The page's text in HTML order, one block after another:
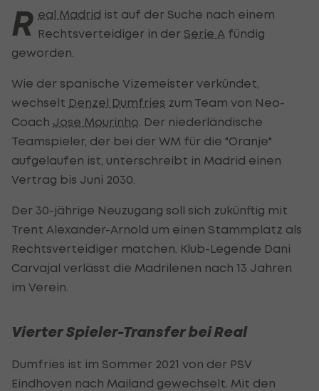
R eal Madrid ist auf der Suche nach einem
Rechtsverteidiger in der Serie A fündig
geworden.
Wie der spanische Vizemeister verkündet,
wechselt Denzel Dumfries zum Team von Neo-
Coach Jose Mourinho . Der niederländische
Teamspieler, der bei der WM für die "Oranje"
aufgelaufen ist, unterschreibt in Madrid einen
Vertrag bis Juni 2030.
Der 30-jährige Neuzugang soll sich zukünftig mit
Trent Alexander-Arnold um einen Stammplatz als
Rechtsverteidiger matchen. Klub-Legende Dani
Carvajal verlässt die Madrilenen nach 13 Jahren
im Verein.
Vierter Spieler-Transfer bei Real
Dumfries ist im Sommer 2021 von der PSV
Eindhoven nach Mailand gewechselt. Mit den